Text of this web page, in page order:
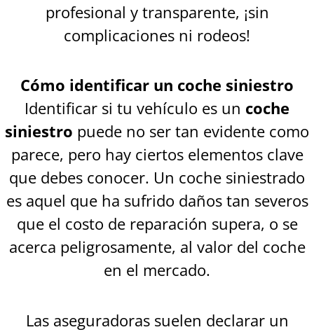
profesional y transparente, ¡sin
complicaciones ni rodeos!
Cómo identificar un coche siniestro
Identificar si tu vehículo es un coche
siniestro puede no ser tan evidente como
parece, pero hay ciertos elementos clave
que debes conocer. Un coche siniestrado
es aquel que ha sufrido daños tan severos
que el costo de reparación supera, o se
acerca peligrosamente, al valor del coche
en el mercado.
Las aseguradoras suelen declarar un